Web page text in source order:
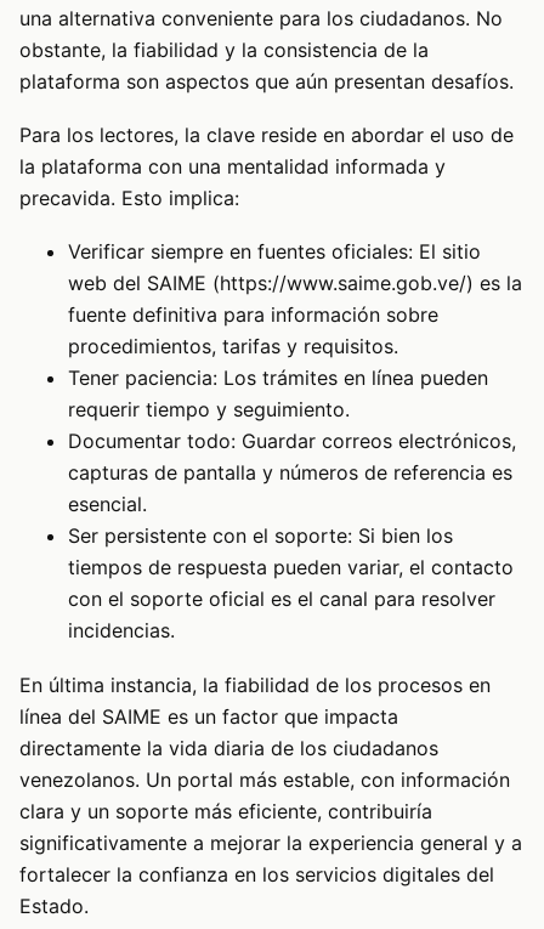
una alternativa conveniente para los ciudadanos. No
obstante, la fiabilidad y la consistencia de la
plataforma son aspectos que aún presentan desafíos.
Para los lectores, la clave reside en abordar el uso de
la plataforma con una mentalidad informada y
precavida. Esto implica:
Verificar siempre en fuentes oficiales: El sitio
web del SAIME (https://www.saime.gob.ve/) es la
fuente definitiva para información sobre
procedimientos, tarifas y requisitos.
Tener paciencia: Los trámites en línea pueden
requerir tiempo y seguimiento.
Documentar todo: Guardar correos electrónicos,
capturas de pantalla y números de referencia es
esencial.
Ser persistente con el soporte: Si bien los
tiempos de respuesta pueden variar, el contacto
con el soporte oficial es el canal para resolver
incidencias.
En última instancia, la fiabilidad de los procesos en
línea del SAIME es un factor que impacta
directamente la vida diaria de los ciudadanos
venezolanos. Un portal más estable, con información
clara y un soporte más eficiente, contribuiría
significativamente a mejorar la experiencia general y a
fortalecer la confianza en los servicios digitales del
Estado.